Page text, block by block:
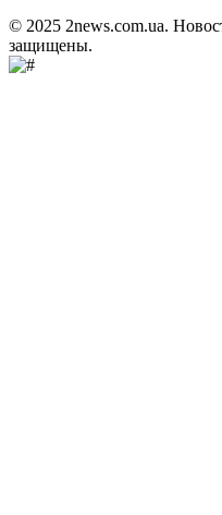
© 2025 2news.com.ua.
защищены.